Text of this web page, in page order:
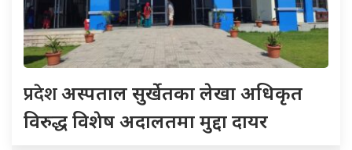
प्रदेशअस्पताल सुर्खेतका लेखा अधिकृत
विरुद्ध विशेष अदालतमा मुद्दा दायर